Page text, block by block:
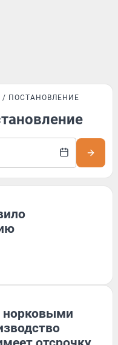
ПОСТАНОВЛЕНИЕ
норковыми